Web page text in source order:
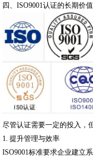
四、ISO9001认证的长期价值
尽管认证需要一定的投入，
1. 提升管理与效率
ISO9001标准要求企业建立